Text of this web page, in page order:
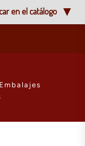
en el catálogo